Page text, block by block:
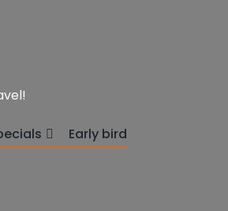
Early bird